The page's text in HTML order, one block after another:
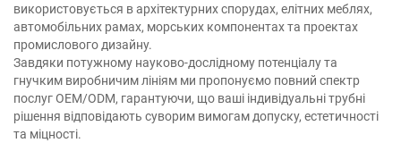
використовується в архітектурних спорудах, елітних меблях,
автомобільних рамах, морських компонентах та проектах
промислового дизайну.
Завдяки потужному науково-дослідному потенціалу та
гнучким виробничим лініям ми пропонуємо повний спектр
послуг OEM/ODM, гарантуючи, що ваші індивідуальні трубні
рішення відповідають суворим вимогам допуску, естетичності
та міцності.